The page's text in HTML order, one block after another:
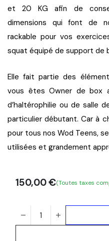
et 20 KG afin de
dimensions qui font de
rackable pour vos
squat équipé de support de
Elle fait partie des
vous êtes Owner de box
d’haltérophilie ou de salle
particulier débutant. Car à
pour tous nos Wod Teens,
utilisées et grandement
150,00€(Toutes taxes